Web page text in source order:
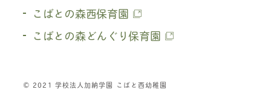
こばとの森西保育園
こばとの森どんぐり保育園
© 2021 学校法人加納学園 こばと西幼稚園